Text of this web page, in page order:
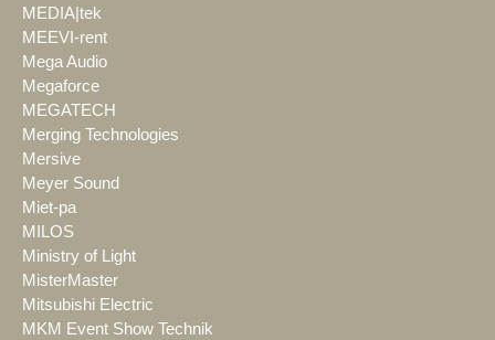
MEDIA|tek
MEEVI-rent
Mega Audio
Megaforce
MEGATECH
Merging Technologies
Mersive
Meyer Sound
Miet-pa
MILOS
Ministry of Light
MisterMaster
Mitsubishi Electric
MKM Event Show Technik